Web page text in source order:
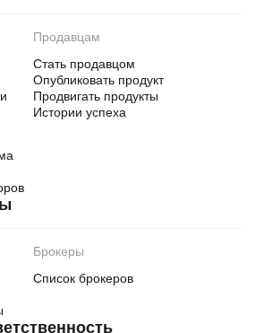
Продавцам
Стать продавцом
Опубликовать продукт
Продвигать продукты
Истории успеха
Брокеры
Список брокеров